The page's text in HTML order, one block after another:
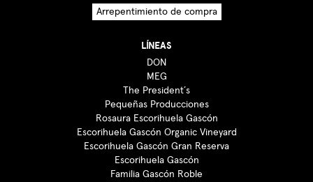
Arrepentimiento de compra
LÍNEAS
DON
MEG
The President´s
Pequeñas Producciones
Rosaura Escorihuela Gascón
Escorihuela Gascón Organic Vineyard
Escorihuela Gascón Gran Reserva
Escorihuela Gascón
Familia Gascón Roble